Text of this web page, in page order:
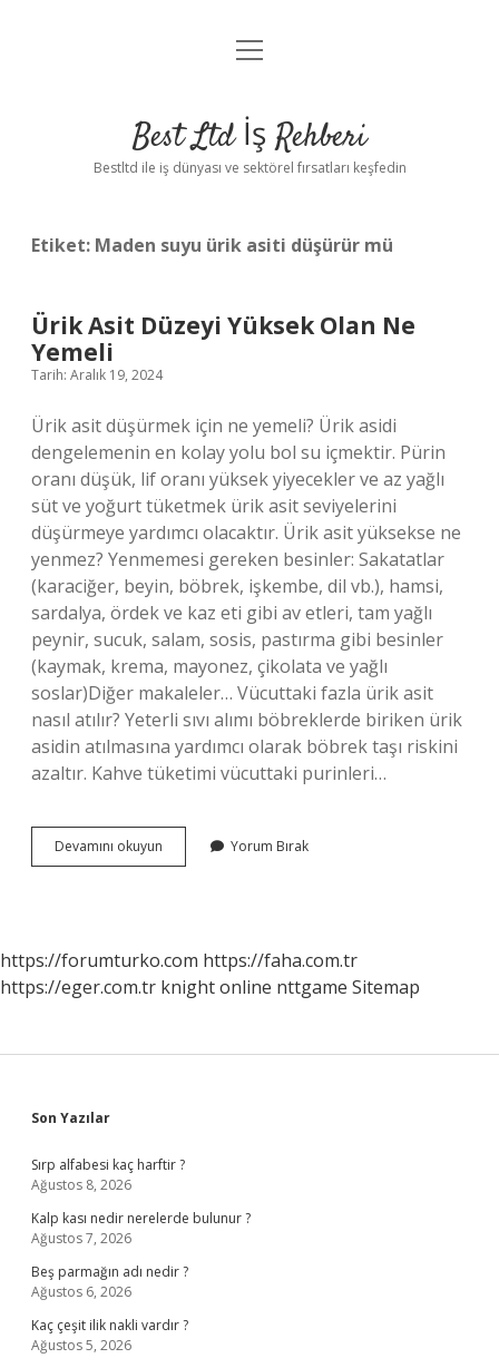
Anasayfa
Yasal Uyarı
menüyü
Best Ltd İş Rehberi
Bestltd ile iş dünyası ve sektörel fırsatları keşfedin
Etiket: Maden suyu ürik asiti düşürür mü
Ürik Asit Düzeyi Yüksek Olan Ne
Yemeli
Tarih: Aralık 19, 2024
Ürik asit düşürmek için ne yemeli? Ürik asidi
dengelemenin en kolay yolu bol su içmektir. Pürin
oranı düşük, lif oranı yüksek yiyecekler ve az yağlı
süt ve yoğurt tüketmek ürik asit seviyelerini
düşürmeye yardımcı olacaktır. Ürik asit yüksekse ne
yenmez? Yenmemesi gereken besinler: Sakatatlar
(karaciğer, beyin, böbrek, işkembe, dil vb.), hamsi,
sardalya, ördek ve kaz eti gibi av etleri, tam yağlı
peynir, sucuk, salam, sosis, pastırma gibi besinler
(kaymak, krema, mayonez, çikolata ve yağlı
soslar)Diğer makaleler… Vücuttaki fazla ürik asit
nasıl atılır? Yeterli sıvı alımı böbreklerde biriken ürik
asidin atılmasına yardımcı olarak böbrek taşı riskini
azaltır. Kahve tüketimi vücuttaki purinleri…
Devamını okuyun
Asit
Yemeli
Yorum Bırak
https://forumturko.com https://faha.com.tr
https://eger.com.tr knight online nttgame Sitemap
Sidebar
Son Yazılar
Sırp alfabesi kaç harftir ?
Ağustos 8, 2026
Kalp kası nedir nerelerde bulunur ?
Ağustos 7, 2026
Beş parmağın adı nedir ?
Ağustos 6, 2026
Kaç çeşit ilik nakli vardır ?
Ağustos 5, 2026